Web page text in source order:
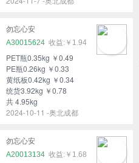
勿忘心安
A30015624
￥1.94
PET瓶0.35kg ￥0.49
PE瓶0.26kg ￥0.33
黄纸板0.42kg ￥0.34
统货3.92kg ￥0.78
共 4.95kg
2024-10-11 -奥北成都
勿忘心安
A20013134
￥1.68